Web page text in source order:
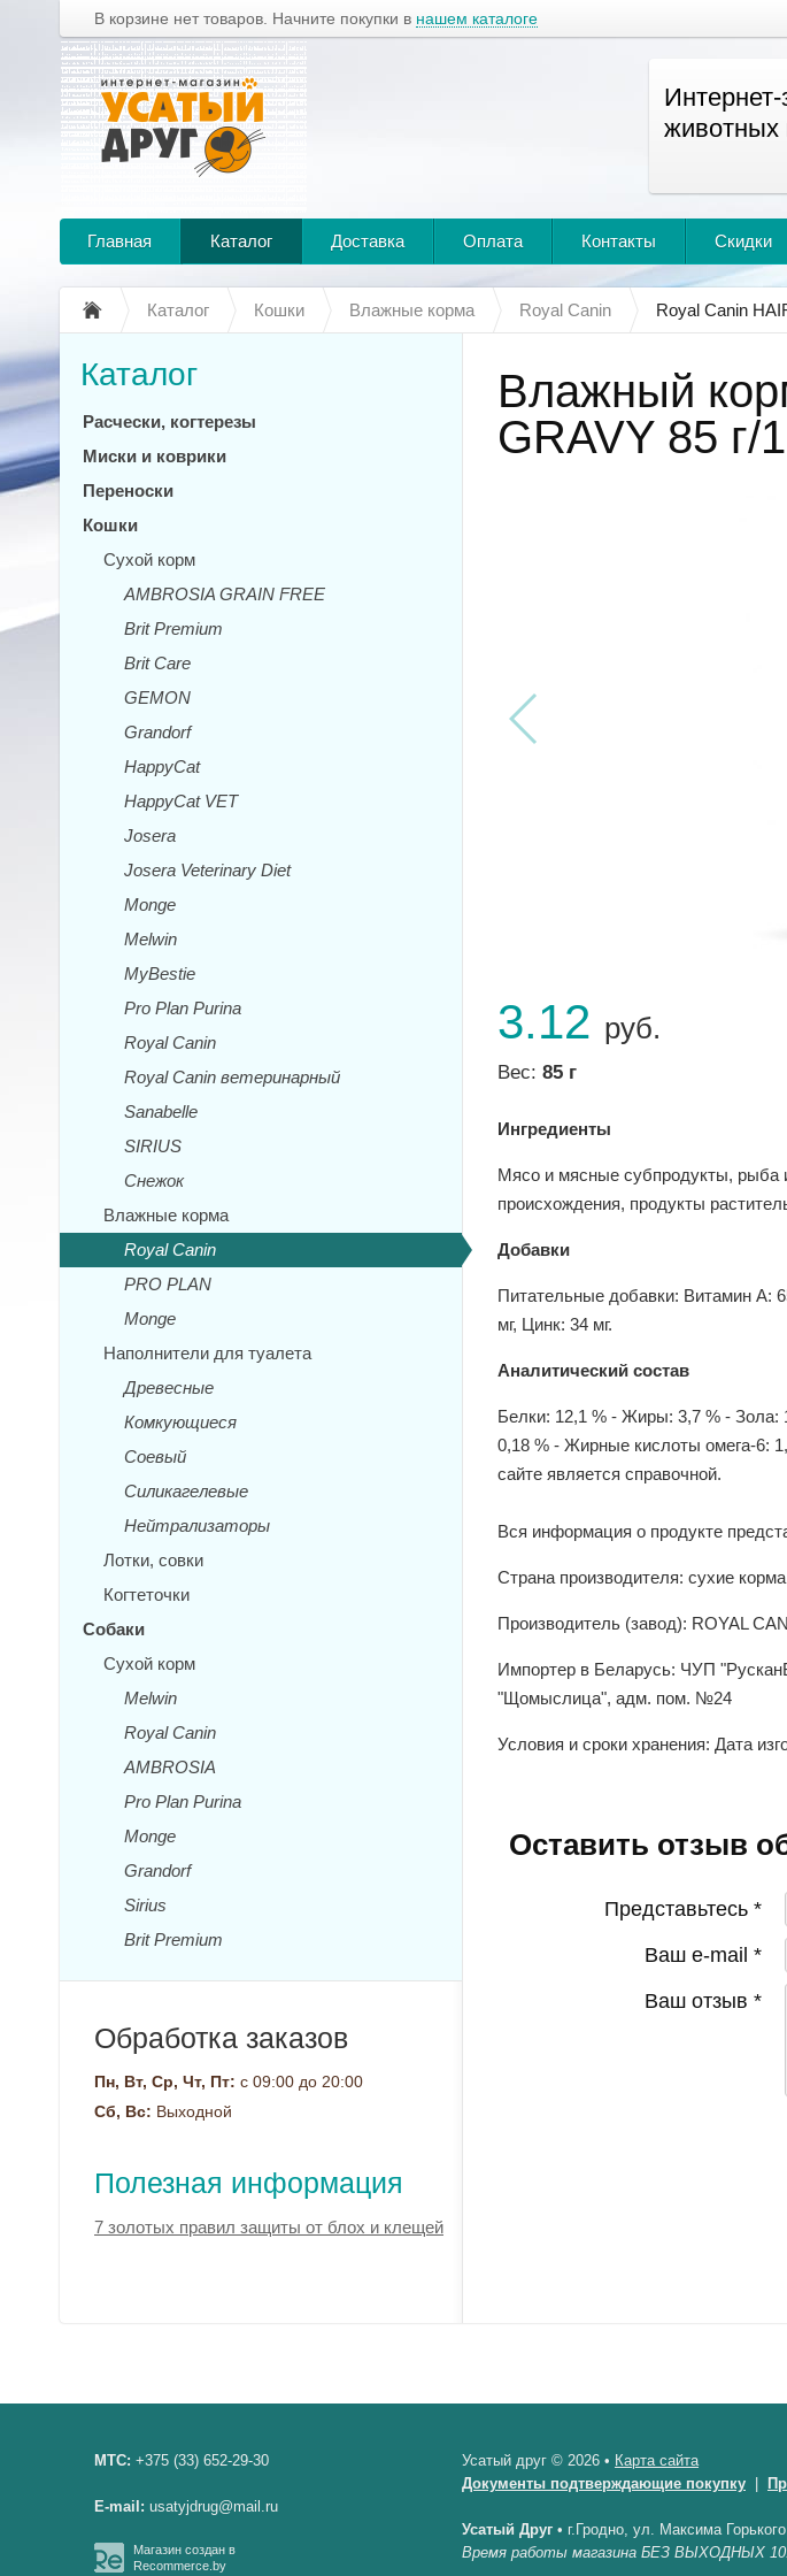
В корзине нет товаров. Начните покупки в нашем каталоге
животных
Главная Каталог Доставка Оплата Контакты Скидки
Каталог Кошки Влажные корма Royal Canin Royal Canin
Влажный
GRAVY 85 г/
3.12 руб.
Вес: 85 г
Ингредиенты
Мясо и мясные субпродукты, рыба
происхождения, продукты
Добавки
Питательные добавки: Витамин A:
мг, Цинк: 34 мг.
Аналитический состав
Белки: 12,1 % - Жиры: 3,7 % - Зола:
0,18 % - Жирные кислоты oмега-6:
сайте является справочной.
Вся информация о продукте
Страна производителя: сухие
Производитель (завод): ROYAL
Импортер в Беларусь: ЧУП
"Щомыслица", адм. пом. №24
Условия и сроки хранения: Дата
Оставить отзыв
Представьтесь *
Ваш e-mail *
Ваш отзыв *
Каталог
Расчески, когтерезы
Миски и коврики
Переноски
Кошки
Сухой корм
AMBROSIA GRAIN FREE
Brit Premium
Brit Care
GEMON
Grandorf
HappyCat
HappyCat VET
Josera
Josera Veterinary Diet
Monge
Melwin
MyBestie
Pro Plan Purina
Royal Canin
Royal Canin ветеринарный
Sanabelle
SIRIUS
Снежок
Влажные корма
Royal Canin
PRO PLAN
Monge
Наполнители для туалета
Древесные
Комкующиеся
Соевый
Силикагелевые
Нейтрализаторы
Лотки, совки
Когтеточки
Собаки
Сухой корм
Melwin
Royal Canin
AMBROSIA
Pro Plan Purina
Monge
Grandorf
Sirius
Brit Premium
Обработка заказов
Пн, Вт, Ср, Чт, Пт: с 09:00 до 20:00
Сб, Вс: Выходной
Полезная информация
7 золотых правил защиты от блох и клещей
МТС: +375 (33) 652-29-30
E-mail: usatyjdrug@mail.ru
Магазин создан в
Recommerce.by
Усатый друг © 2026 • Карта сайта
Документы подтверждающие покупку
Усатый Друг • г.Гродно, ул. Максима
Время работы магазина БЕЗ ВЫХОДНЫХ